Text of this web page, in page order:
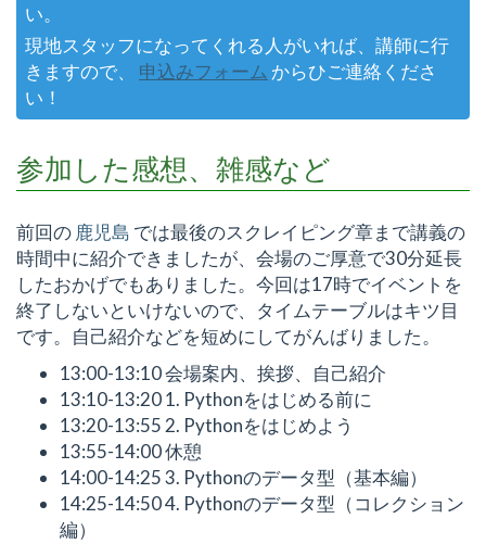
い。
現地スタッフになってくれる人がいれば、講師に行
きますので、 申込みフォーム からひご連絡くださ
い！
参加した感想、雑感など
前回の 鹿児島 では最後のスクレイピング章まで講義の
時間中に紹介できましたが、会場のご厚意で30分延長
したおかげでもありました。今回は17時でイベントを
終了しないといけないので、タイムテーブルはキツ目
です。自己紹介などを短めにしてがんばりました。
13:00-13:10 会場案内、挨拶、自己紹介
13:10-13:20 1. Pythonをはじめる前に
13:20-13:55 2. Pythonをはじめよう
13:55-14:00 休憩
14:00-14:25 3. Pythonのデータ型（基本編）
14:25-14:50 4. Pythonのデータ型（コレクション
編）